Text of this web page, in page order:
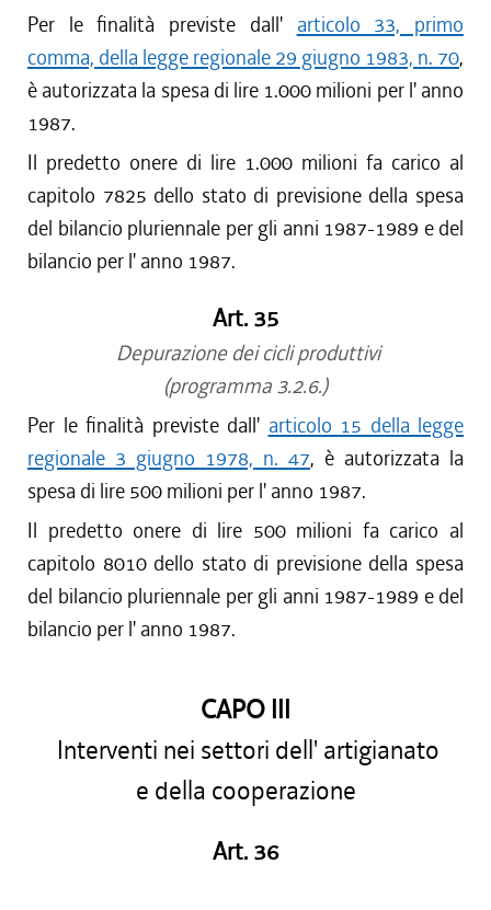
Per le finalità previste dall' articolo 33, primo
comma, della legge regionale 29 giugno 1983, n. 70,
è autorizzata la spesa di lire 1.000 milioni per l' anno
1987.
Il predetto onere di lire 1.000 milioni fa carico al
capitolo 7825 dello stato di previsione della spesa
del bilancio pluriennale per gli anni 1987-1989 e del
bilancio per l' anno 1987.
Art. 35
Depurazione dei cicli produttivi
(programma 3.2.6.)
Per le finalità previste dall' articolo 15 della legge
regionale 3 giugno 1978, n. 47, è autorizzata la
spesa di lire 500 milioni per l' anno 1987.
Il predetto onere di lire 500 milioni fa carico al
capitolo 8010 dello stato di previsione della spesa
del bilancio pluriennale per gli anni 1987-1989 e del
bilancio per l' anno 1987.
CAPO III
Interventi nei settori dell' artigianato
e della cooperazione
Art. 36